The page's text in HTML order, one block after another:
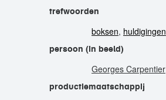
trefwoorden
boksen, huldigingen
persoon (in beeld)
Georges Carpentier
productiemaatschappij